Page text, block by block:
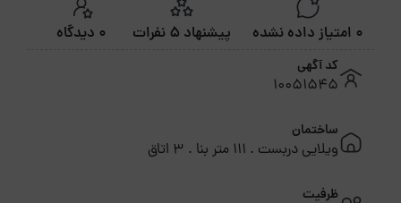
0 امتیاز داده نشده پیشنهاد 5 نفرات 0 دیدگاه
کد آگهی
10051545
ساختمان
ویلایی دربست . 111 متر بنا . 3 اتاق
ظرفیت